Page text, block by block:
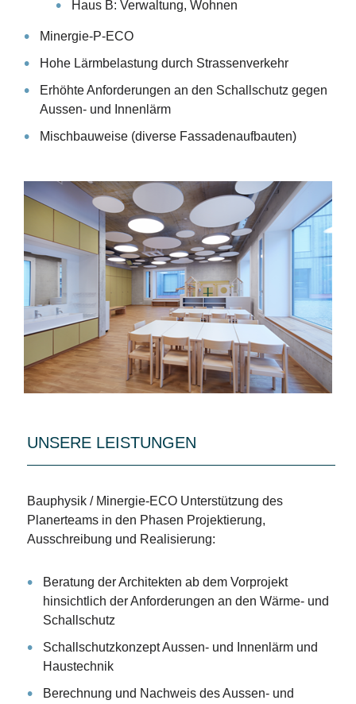
Haus B: Verwaltung, Wohnen
Minergie-P-ECO
Hohe Lärmbelastung durch Strassenverkehr
Erhöhte Anforderungen an den Schallschutz gegen
Aussen- und Innenlärm
Mischbauweise (diverse Fassadenaufbauten)
UNSERE LEISTUNGEN
Bauphysik / Minergie-ECOUnterstützung des
Planerteams in den Phasen Projektierung,
Ausschreibung und Realisierung:
Beratung der Architekten ab dem Vorprojekt
hinsichtlich der Anforderungen an den Wärme- und
Schallschutz
Schallschutzkonzept Aussen- und Innenlärm und
Haustechnik
Berechnung und Nachweis des Aussen- und